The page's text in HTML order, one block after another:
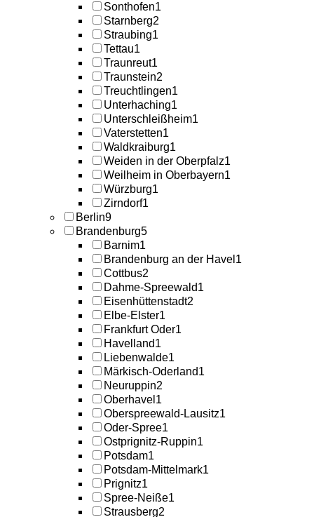
Sonthofen1
Starnberg2
Straubing1
Tettau1
Traunreut1
Traunstein2
Treuchtlingen1
Unterhaching1
Unterschleißheim1
Vaterstetten1
Waldkraiburg1
Weiden in der Oberpfalz1
Weilheim in Oberbayern1
Würzburg1
Zirndorf1
Berlin9
Brandenburg5
Barnim1
Brandenburg an der Havel 1
Cottbus2
Dahme-Spreewald1
Eisenhüttenstadt2
Elbe-Elster1
Frankfurt Oder1
Havelland1
Liebenwalde1
Märkisch-Oderland1
Neuruppin2
Oberhavel 1
Oberspreewald-Lausitz1
Oder-Spree1
Ostprignitz-Ruppin1
Potsdam1
Potsdam-Mittelmark1
Prignitz1
Spree-Neiße1
Strausberg2